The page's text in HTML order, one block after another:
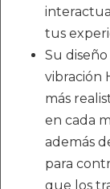
tus
Su
vibración
más
en cada
además
para
que los